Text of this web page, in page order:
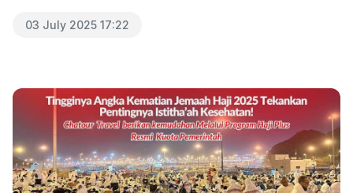
03 July 2025 17:22